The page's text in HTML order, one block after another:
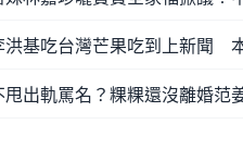
洪基吃台灣芒果吃到上新聞
甩出軌罵名？粿粿還沒離婚范